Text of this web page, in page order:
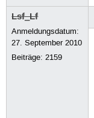
Lsf_Lf
Anmeldungsdatum:
27. September 2010
Beiträge:2159